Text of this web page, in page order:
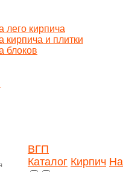
лего кирпича
кирпича и плитки
блоков
ВГП
Каталог Кирпич